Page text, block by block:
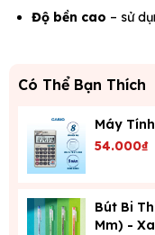
Độ bền cao – sử
Có Thể Bạn Thích
Máy
54.000₫
Bút Bi
Mm) -